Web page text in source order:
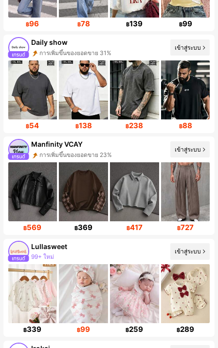
฿96 ฿78 ฿139 ฿99
Daily show
การเพิ่มขึ้นของยอดขาย 31%
เข้าสู่ระบบ
฿54 ฿138 ฿238 ฿88
Manfinity VCAY
การเพิ่มขึ้นของยอดขาย 23%
เข้าสู่ระบบ
฿569 ฿369 ฿417 ฿727
Lullasweet
99+ ใหม่
เข้าสู่ระบบ
฿339 ฿99 ฿259 ฿289